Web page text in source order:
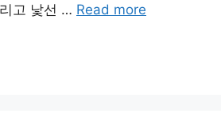
고 낯선 … Read more